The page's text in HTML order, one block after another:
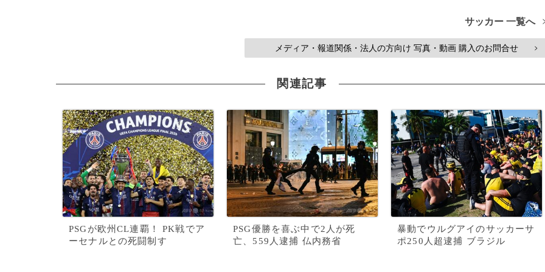
サッカー 一覧へ
メディア・報道関係・法人の方向け 写真・動画 購入のお問合せ >
関連記事
PSGが欧州CL連覇！ PK戦でア
ーセナルとの死闘制す
PSG優勝を喜ぶ中で2人が死
亡、559人逮捕 仏内務省
暴動でウルグアイのサッカーサ
ポ250人超逮捕 ブラジル